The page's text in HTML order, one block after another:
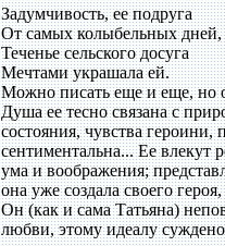
Задумчивость, ее подруга
От самых колыбельных дней,
Теченье сельского досуга
Мечтами украшала ей.
Можно писать еще и еще, но
Душа ее тесно связана с
состояния, чувства героини,
сентиментальна... Ее
ума и воображения;
она уже создала своего
Он (как и сама Татьяна)
любви, этому идеалу